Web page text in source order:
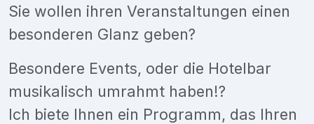
Sie wollen ihren Veranstaltungen einen
besonderen Glanz geben?
Besondere Events, oder die Hotelbar
musikalisch umrahmt haben!?
Ich biete Ihnen ein Programm, das Ihren